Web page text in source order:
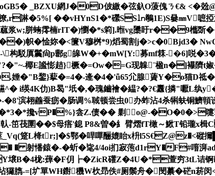
_BZXU網J�0D佊繳�弦釞O蔆傀ㄋ€& <�兝
��vHYnS1�*礯SS㏑鷷1E)S嘦㎜V嗻
>蓏浆w;胼蛕霗楠rIΤ�)懰�*s筣].暅vg櫽盱r��9欈
�惍妳�< 籄V穆桝*9)熖蜀割j�>c�0Bjd3� NwO
构駁厧鬞尙p郻g皞W�+�mW[Y:募mf箖-�6]哾
椰E謐憉趌}橛�=Ow�=G现韟¨楹n�]襮隮t婌
�"B錅}蒘�=4�-逄�4�'ǖ65尣腺薋Y�o猫D祗
仂)B曷"坁�,�瑰鑡襘�緼?�?€纛{撛"嚈L纨y�
翉譱蚕疬�肠调%聝顿尝虫0办蚱沾4杀犐蚨铜鱭
�*3�* 攙vP�%}侌Z.债�� 剿o@-�O�0�>嚏
-笜茷圛��$母痦'鎴 P8&曽�糹臂熠fT橄～鰍T铅瓏x
跾L栙tr;]�$鄂�哻嘽酾媲眙x枡l5S€Z@z�<磫
� 射憣鎱�-� 蚚�毞4/4oi扪寂萢d1rY�F#
栊:蔊�F仴┢�ZicR礶Z�4U�*萱穷3tL诘锕畿s
玀臇 -=[圹單WH鑆穖W杴昻佚#厕鬃舟�閔繤� 硭